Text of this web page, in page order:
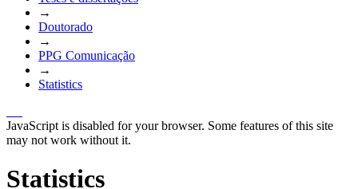
→
Doutorado
→
PPG Comunicação
→
Statistics
JavaScript is disabled for your browser. Some features of this site
may not work without it.
Statistics